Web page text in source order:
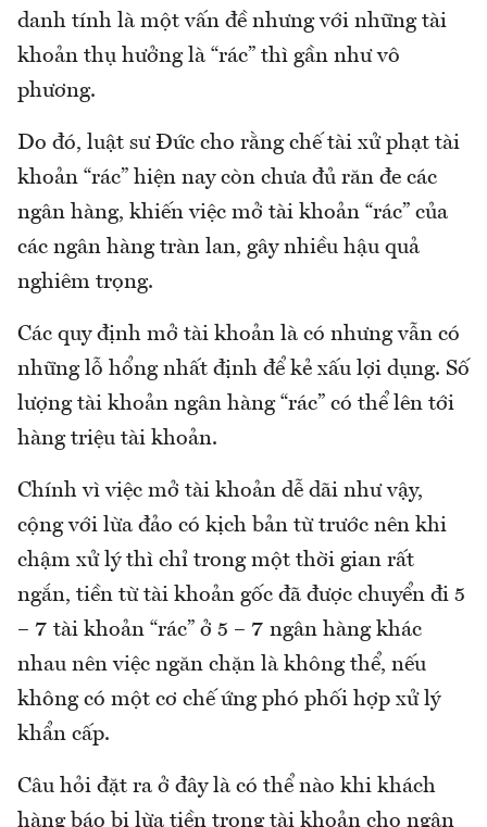
danh tính là một vấn đề nhưng với những tài
khoản thụ hưởng là “rác” thì gần như vô
phương.
Do đó, luật sư Đức cho rằng chế tài xử phạt tài
khoản “rác” hiện nay còn chưa đủ răn đe các
ngân hàng, khiến việc mở tài khoản “rác” của
các ngân hàng tràn lan, gây nhiều hậu quả
nghiêm trọng.
Các quy định mở tài khoản là có nhưng vẫn có
những lỗ hổng nhất định để kẻ xấu lợi dụng. Số
lượng tài khoản ngân hàng “rác” có thể lên tới
hàng triệu tài khoản.
Chính vì việc mở tài khoản dễ dãi như vậy,
cộng với lừa đảo có kịch bản từ trước nên khi
chậm xử lý thì chỉ trong một thời gian rất
ngắn, tiền từ tài khoản gốc đã được chuyển đi 5
– 7 tài khoản “rác” ở 5 – 7 ngân hàng khác
nhau nên việc ngăn chặn là không thể, nếu
không có một cơ chế ứng phó phối hợp xử lý
khẩn cấp.
Câu hỏi đặt ra ở đây là có thể nào khi khách
hàng báo bị lừa tiền trong tài khoản cho ngân